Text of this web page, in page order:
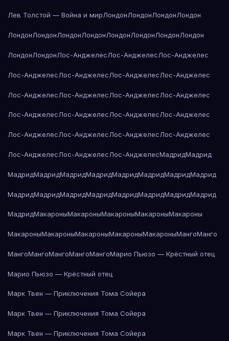
Лев Толстой — Война и мирЛондонЛондонЛондонЛондон
ЛондонЛондонЛондонЛондонЛондонЛондонЛондонЛондон
ЛондонЛондонЛос-АнджелесЛос-АнджелесЛос-Анджелес
Лос-АнджелесЛос-АнджелесЛос-АнджелесЛос-Анджелес
Лос-АнджелесЛос-АнджелесЛос-АнджелесЛос-Анджелес
Лос-АнджелесЛос-АнджелесЛос-АнджелесЛос-Анджелес
Лос-АнджелесЛос-АнджелесЛос-АнджелесЛос-Анджелес
Лос-АнджелесЛос-АнджелесЛос-АнджелесМадридМадрид
МадридМадридМадридМадридМадридМадридМадридМадрид
МадридМадридМадридМадридМадридМадридМадридМадрид
МадридМакароныМакароныМакароныМакароныМакароны
МакароныМакароныМакароныМакароныМакароныМангоМанго
МангоМангоМангоМангоМангоМарио Пьюзо — Крёстный отец
Марио Пьюзо — Крёстный отец
Марк Твен — Приключения Тома Сойера
Марк Твен — Приключения Тома Сойера
Марк Твен — Приключения Тома Сойера